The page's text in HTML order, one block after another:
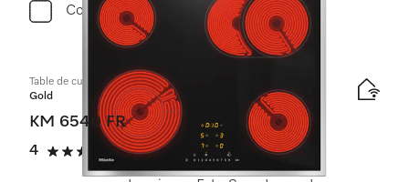
Comparer
Table de cuisson vitrocéramique
Gold
KM 6540 FR
4
4 étoiles sur 5
(2 critiques)